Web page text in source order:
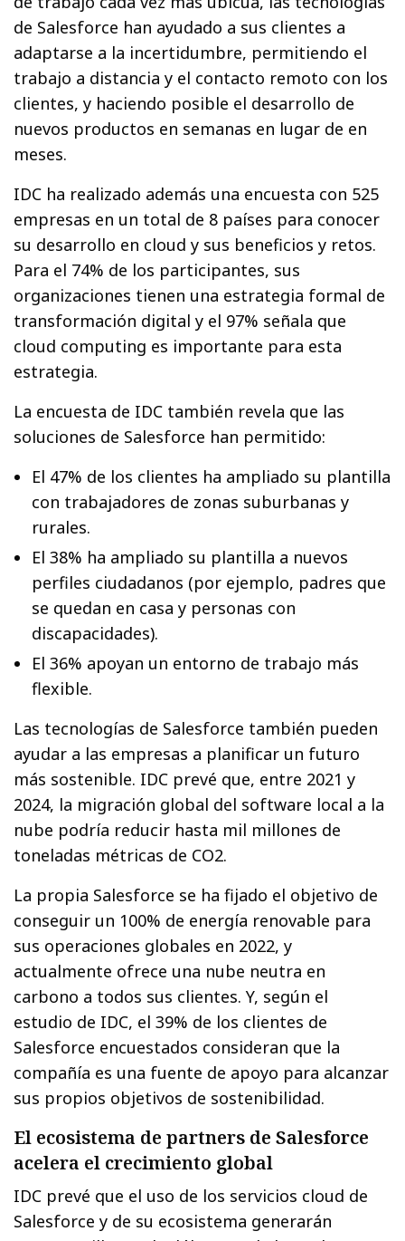
de Salesforce han ayudado a sus clientes a
adaptarse a la incertidumbre, permitiendo el
trabajo a distancia y el contacto remoto con los
clientes, y haciendo posible el desarrollo de
nuevos productos en semanas en lugar de en
meses.
IDC ha realizado además una encuesta con 525
empresas en un total de 8 países para conocer
su desarrollo en cloud y sus beneficios y retos.
Para el 74% de los participantes, sus
organizaciones tienen una estrategia formal de
transformación digital y el 97% señala que
cloud computing es importante para esta
estrategia.
La encuesta de IDC también revela que las
soluciones de Salesforce han permitido:
El 47% de los clientes ha ampliado su plantilla
con trabajadores de zonas suburbanas y
rurales.
El 38% ha ampliado su plantilla a nuevos
perfiles ciudadanos (por ejemplo, padres que
se quedan en casa y personas con
discapacidades).
El 36% apoyan un entorno de trabajo más
flexible.
Las tecnologías de Salesforce también pueden
ayudar a las empresas a planificar un futuro
más sostenible. IDC prevé que, entre 2021 y
2024, la migración global del software local a la
nube podría reducir hasta mil millones de
toneladas métricas de CO2.
La propia Salesforce se ha fijado el objetivo de
conseguir un 100% de energía renovable para
sus operaciones globales en 2022, y
actualmente ofrece una nube neutra en
carbono a todos sus clientes. Y, según el
estudio de IDC, el 39% de los clientes de
Salesforce encuestados consideran que la
compañía es una fuente de apoyo para alcanzar
sus propios objetivos de sostenibilidad.
El ecosistema de partners de Salesforce
acelera el crecimiento global
IDC prevé que el uso de los servicios cloud de
Salesforce y de su ecosistema generarán